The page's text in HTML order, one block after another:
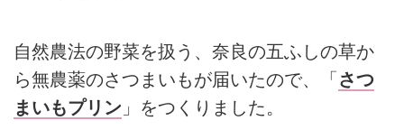
自然農法の野菜を扱う、奈良の五ふしの草か
ら無農薬のさつまいもが届いたので、「 さつ
まいもプリン 」をつくりました。